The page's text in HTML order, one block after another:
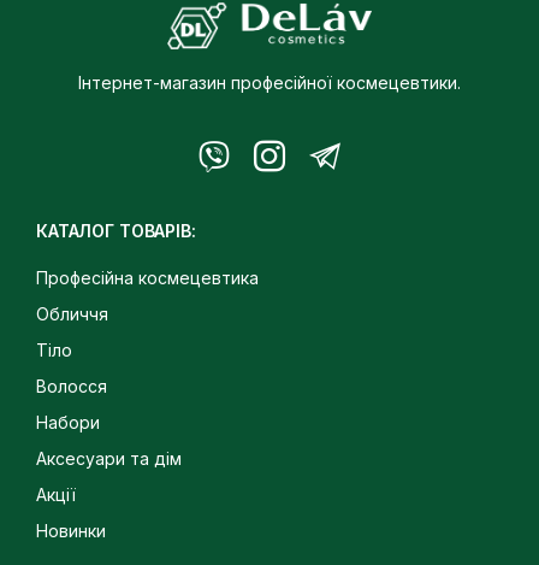
Інтернет-магазин професійної космецевтики.
КАТАЛОГ ТОВАРІВ:
Професійна космецевтика
Обличчя
Тіло
Волосся
Набори
Аксесуари та дім
Акції
Новинки